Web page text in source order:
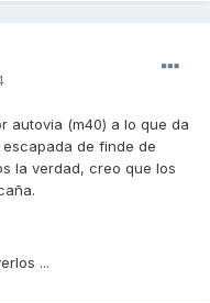
autovia (m40) a lo que da
de finde de
la verdad, creo que los
...